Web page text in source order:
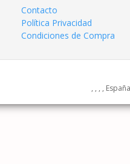
Contacto
Política Privacidad
Condiciones de Compra
, , , ,